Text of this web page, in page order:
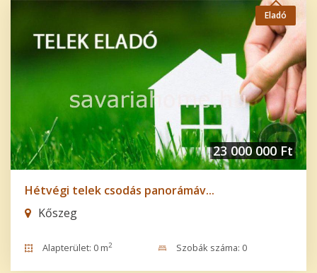
Eladó
23 000 000 Ft
Hétvégi telek csodás panorámáv...
Kőszeg
Alapterület: 0 m2 Szobák száma: 0